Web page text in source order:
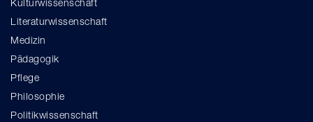
Kulturwissenschaft
Literaturwissenschaft
Medizin
Pädagogik
Pflege
Philosophie
Politikwissenschaft